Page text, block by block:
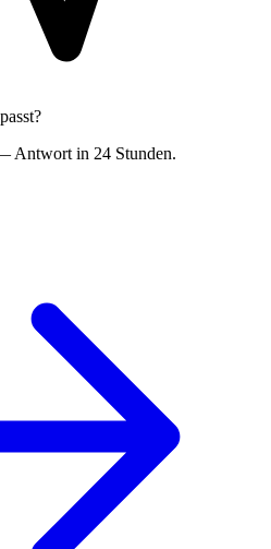
Antwort in 24 Stunden.